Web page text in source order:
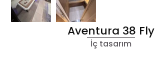
Aventura 38 Fly
İç tasarım